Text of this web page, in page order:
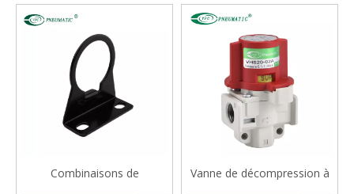
Combinaisons de
Vanne de décompression à